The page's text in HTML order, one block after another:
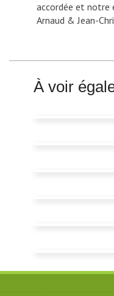
accordée et notre
Arnaud & Jean-
À voir
Installation